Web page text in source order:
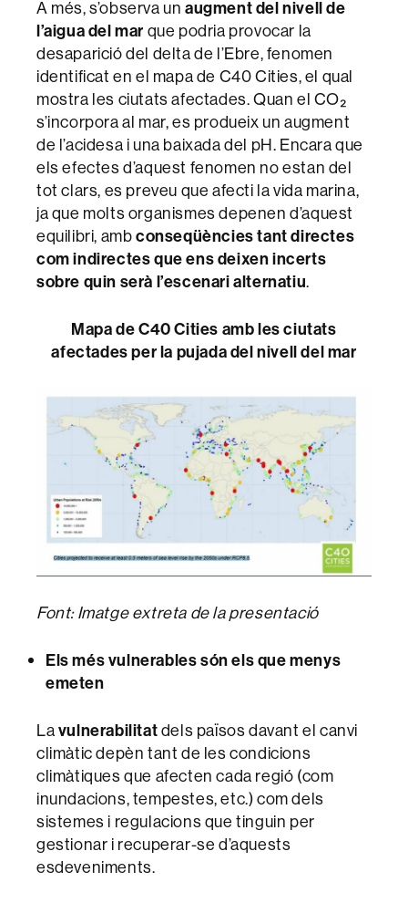
A més, s’observa un augment del nivell de
l’aigua del mar que podria provocar la
desaparició del delta de l’Ebre, fenomen
identificat en el mapa de C40 Cities, el qual
mostra les ciutats afectades. Quan el CO₂
s’incorpora al mar, es produeix un augment
de l’acidesa i una baixada del pH. Encara que
els efectes d’aquest fenomen no estan del
tot clars, es preveu que afecti la vida marina,
ja que molts organismes depenen d’aquest
equilibri, ambconseqüències tant directes
com indirectes que ens deixen incerts
sobre quin serà l’escenari alternatiu.
Mapa de C40 Cities amb les ciutats
afectades per la pujada del nivell del mar
Font: Imatge extreta de la presentació
Els més vulnerables són els que menys
emeten
Lavulnerabilitatdels països davant el canvi
climàtic depèn tant de les condicions
climàtiques que afecten cada regió (com
inundacions, tempestes, etc.) com dels
sistemes i regulacions que tinguin per
gestionar i recuperar-se d’aquests
esdeveniments.